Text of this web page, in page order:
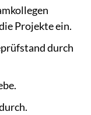
Projekte ein.
durch